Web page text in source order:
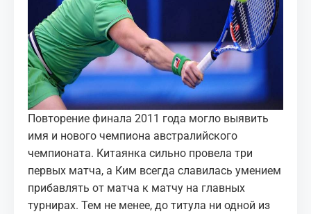
Повторение финала 2011 года могло выявить
имя и нового чемпиона австралийского
чемпионата. Китаянка сильно провела три
первых матча, а Ким всегда славилась умением
прибавлять от матча к матчу на главных
турнирах. Тем не менее, до титула ни одной из